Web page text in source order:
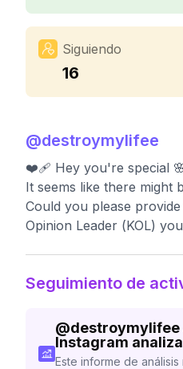
Siguiendo
16
@destroymylifee
❤️‍🩹 Hey you're special
It seems like there might
Could you please
Opinion Leader (KOL)
Seguimiento de
@destroymylifee
Instagram
Este informe de